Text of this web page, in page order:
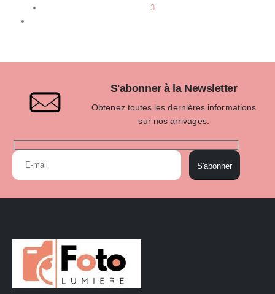
3
S'abonner à la Newsletter
Obtenez toutes les dernières informations
sur nos arrivages.
S'abonner